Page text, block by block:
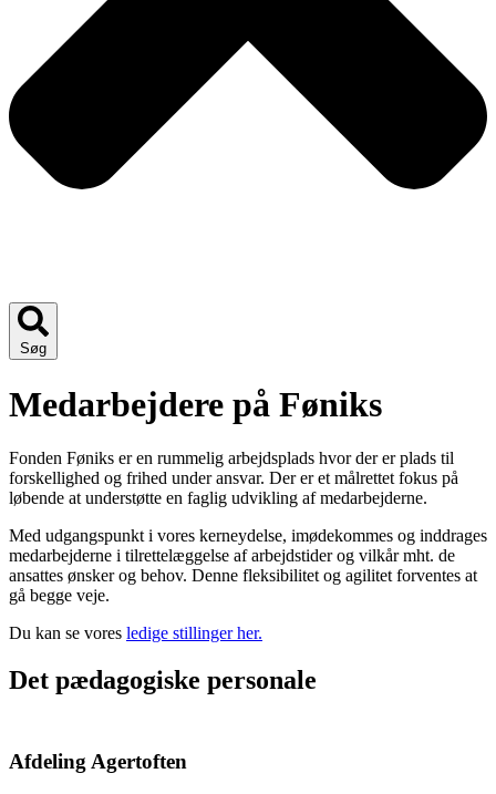
Søg
Medarbejdere på Føniks
Fonden Føniks er en rummelig arbejdsplads hvor der er plads til
forskellighed og frihed under ansvar. Der er et målrettet fokus på
løbende at understøtte en faglig udvikling af medarbejderne.
Med udgangspunkt i vores kerneydelse, imødekommes og inddrages
medarbejderne i tilrettelæggelse af arbejdstider og vilkår mht. de
ansattes ønsker og behov. Denne fleksibilitet og agilitet forventes at
gå begge veje.
Du kan se vores ledige stillinger her.
Det pædagogiske personale
Afdeling Agertoften